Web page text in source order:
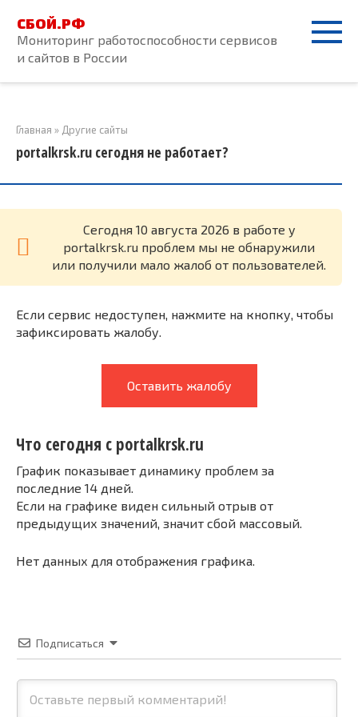
контенту
СБОЙ.РФ
Мониторинг работоспособности сервисов
и сайтов в России
Главная » Другие сайты
portalkrsk.ru сегодня не работает?
Cегодня 10 августа 2026 в работе у
portalkrsk.ru проблем мы не обнаружили
или получили мало жалоб от пользователей.
Если сервис недоступен, нажмите на кнопку, чтобы
зафиксировать жалобу.
Оставить жалобу
Что сегодня с portalkrsk.ru
График показывает динамику проблем за
последние 14 дней.
Если на графике виден сильный отрыв от
предыдущих значений, значит сбой массовый.
Нет данных для отображения графика.
Подписаться